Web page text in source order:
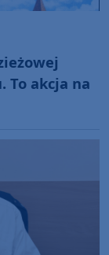
To akcja na